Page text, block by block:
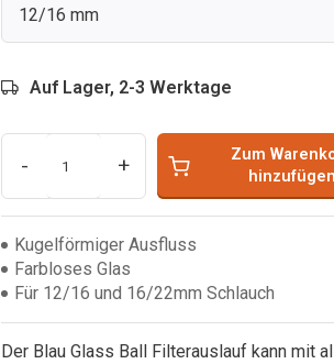
12/16 mm
Auf Lager, 2-3 Werktage
- +
Zum
hinzufügen
Kugelförmiger Ausfluss
Farbloses Glas
Für 12/16 und 16/22mm Schlauch
Der Blau Glass Ball Filterauslauf kann mit